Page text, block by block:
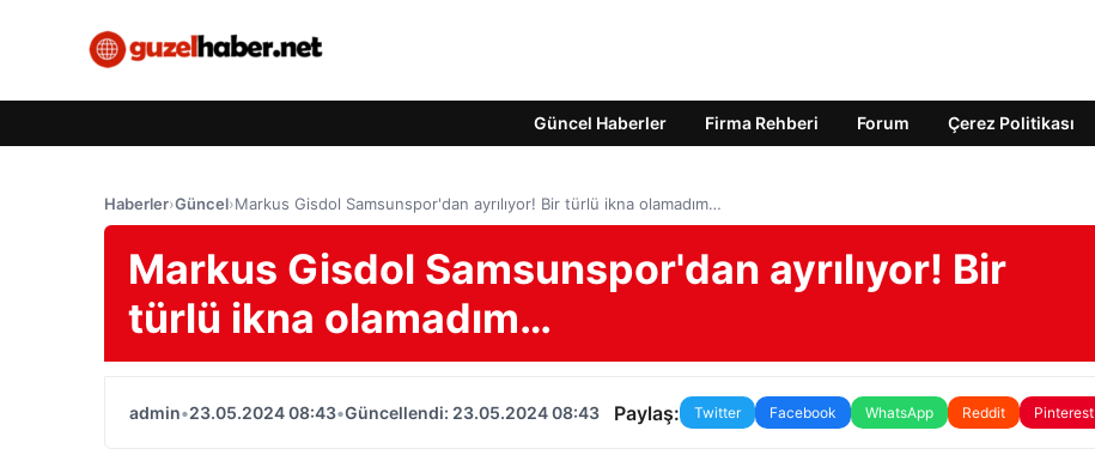
Güncel Haberler Firma Rehberi Forum Çerez Politikası
Haberler›Güncel›Markus Gisdol Samsunspor'dan ayrılıyor! Bir türlü ikna olamadım…
Markus Gisdol Samsunspor'dan ayrılıyor! Bir
türlü ikna olamadım…
admin•23.05.2024 08:43•Güncellendi: 23.05.2024 08:43 Paylaş: Twitter Facebook WhatsApp Reddit Pinterest